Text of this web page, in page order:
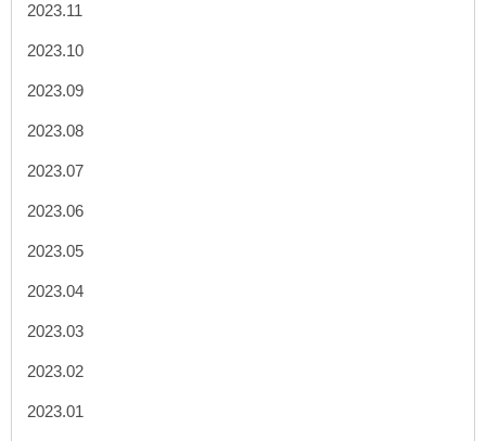
2023.11
2023.10
2023.09
2023.08
2023.07
2023.06
2023.05
2023.04
2023.03
2023.02
2023.01